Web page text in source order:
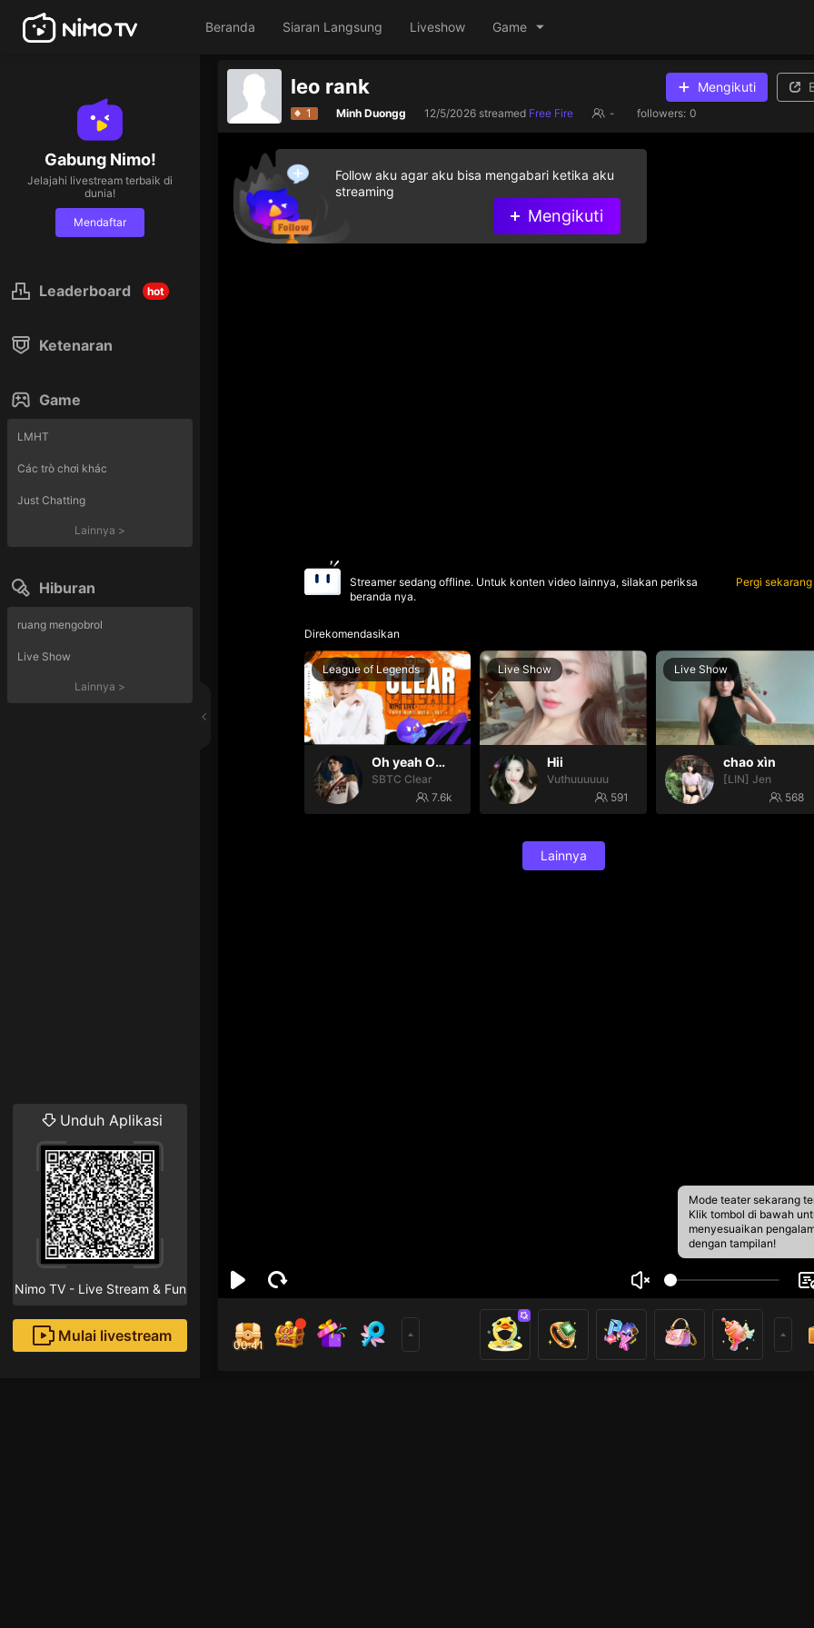
Beranda Siaran Langsung Liveshow Game
Gabung Nimo!
Jelajahi livestream terbaik di
dunia!
Mendaftar
Leaderboard hot
Ketenaran
Game
LMHT
Các trò chơi khác
Just Chatting
Lainnya >
Hiburan
ruang mengobrol
Live Show
Lainnya >
Unduh Aplikasi
Nimo TV - Live Stream & Fun
Mulai livestream
leo rank Mengikuti
1 Minh Duongg 12/5/2026 streamed Free Fire - followers: 0
Mode teater sekarang
Klik tombol di bawah
menyesuaikan
dengan tampilan!
Streamer sedang offline. Untuk konten video lainnya, silakan periksa
beranda nya.
Pergi sekarang
Direkomendasikan
League of Legends
Oh yeah Oh yeah
SBTC Clear
7.6k
Live Show
Hii
Vuthuuuuuu
591
Live Show
chao xìn
[LIN] Jen
568
Lainnya
00:40
Follow aku agar aku bisa mengabari ketika aku
streaming
Mengikuti